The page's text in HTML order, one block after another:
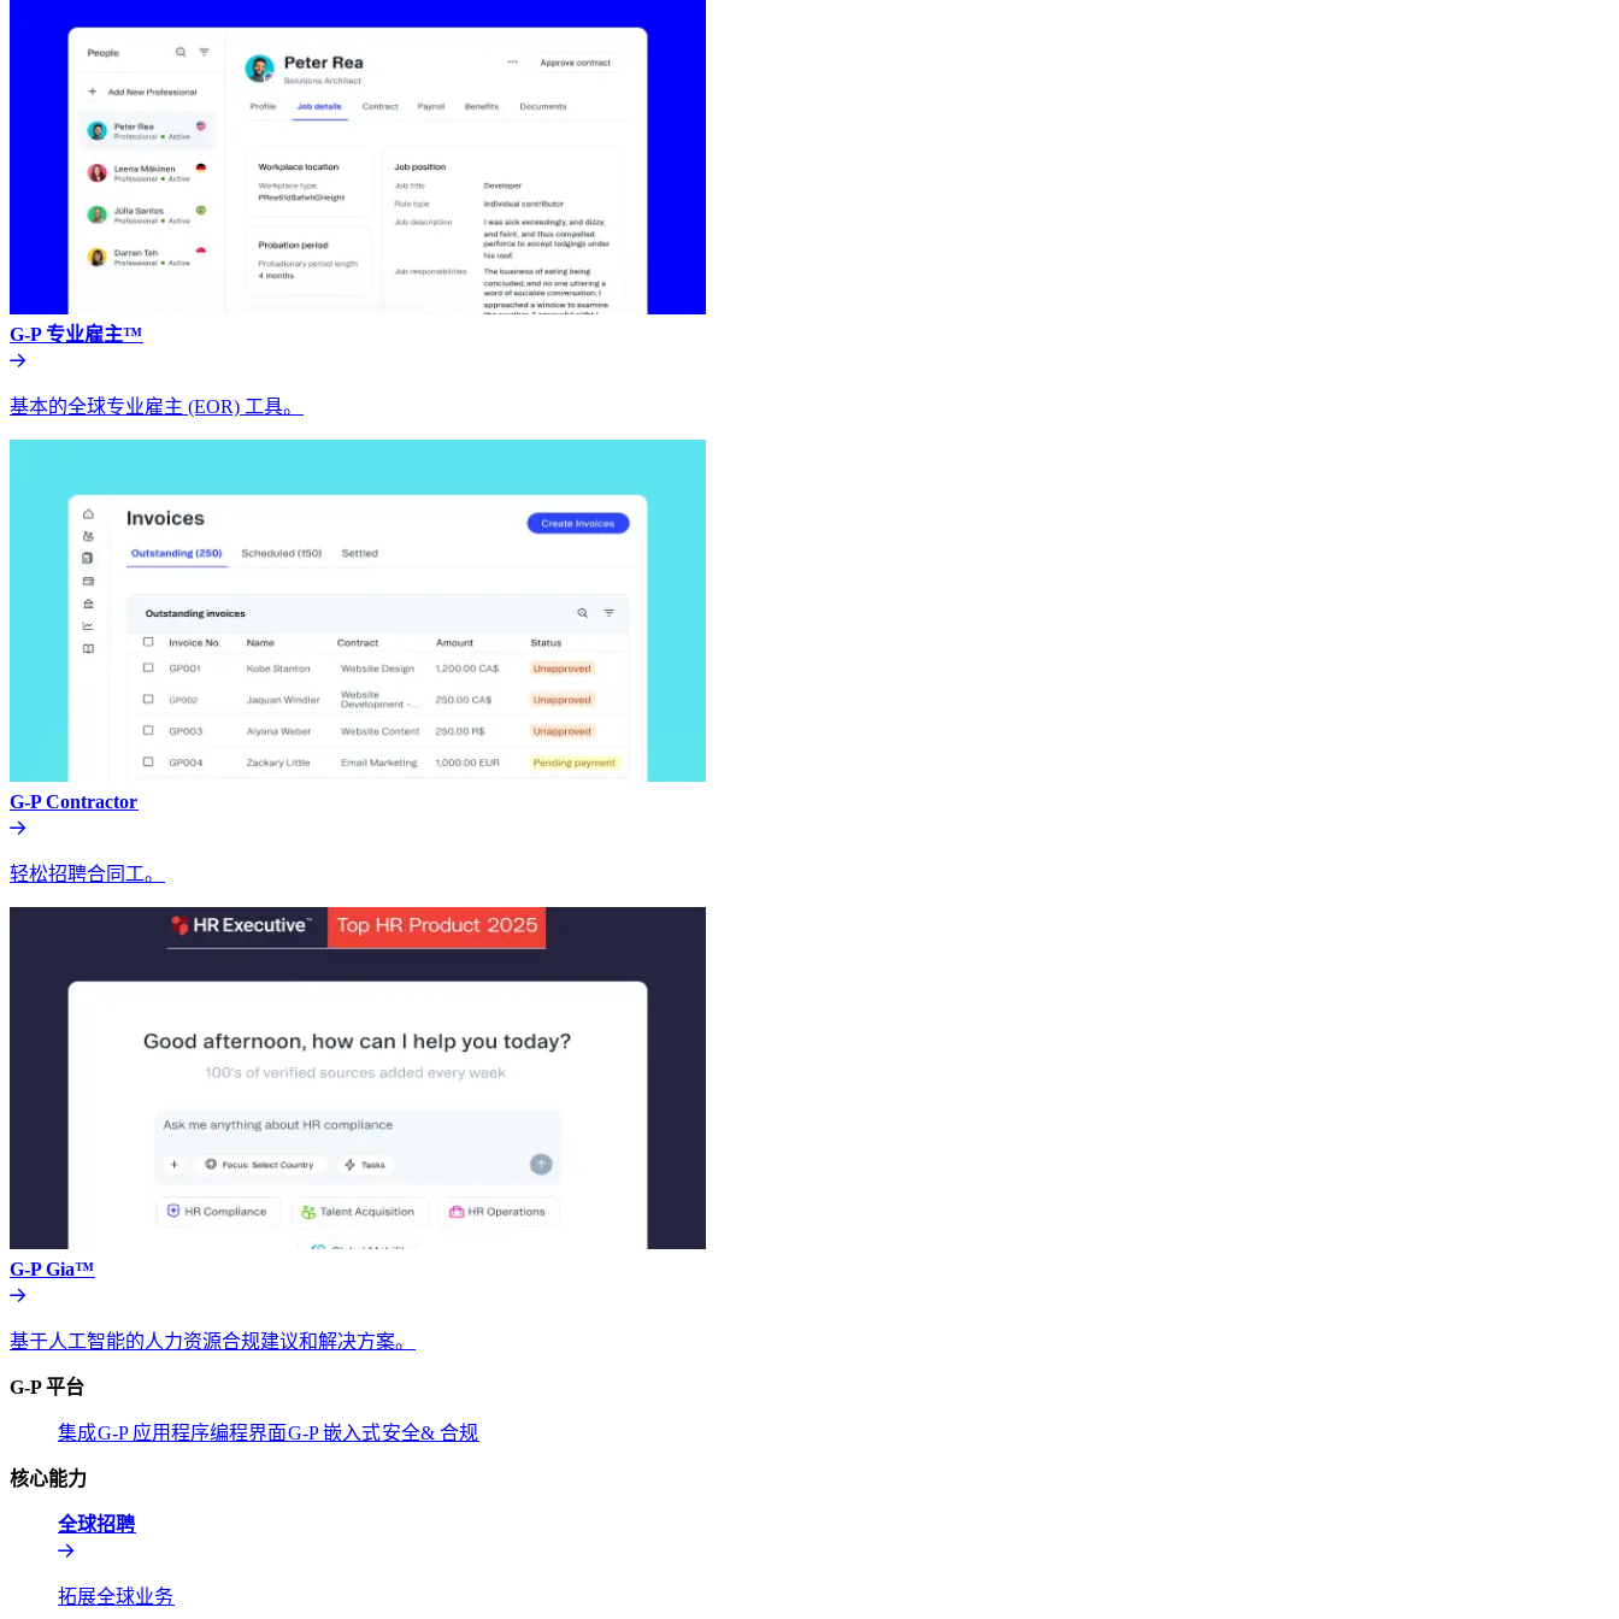
G-P 专业雇主™​​
基本的全球专业雇主 (EOR) 工具。​​
G-P Contractor​​
轻松招聘合同工。​​
G-P Gia™​​
基于人工智能的人力资源合规建议和解决方案。​​
G-P 平台​​
集成​​G-P 应用程序编程界面​​G-P 嵌入式​​安全& 合规​​
核心能力​​
全球招聘​​
拓展全球业务​​